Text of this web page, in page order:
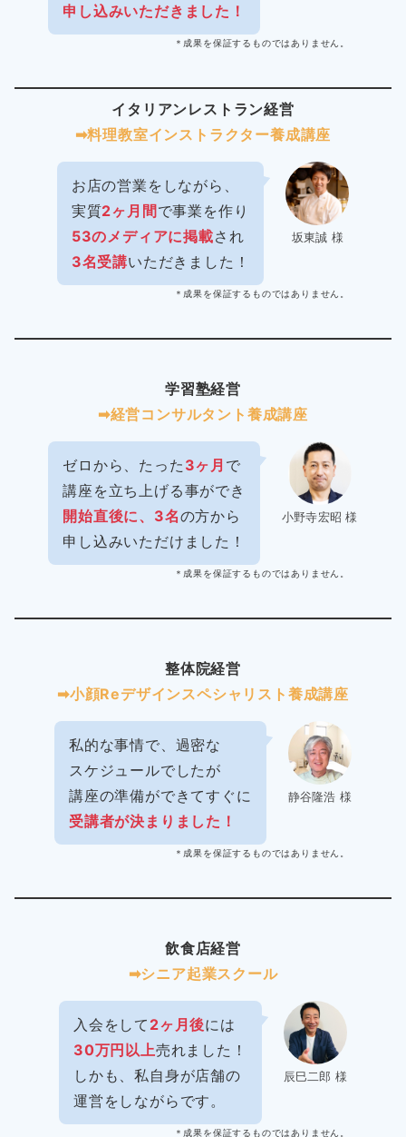
申し込みいただきました！
＊成果を保証するものではありません。
イタリアンレストラン経営
➡︎料理教室インストラクター養成講座
坂東誠 様
お店の営業をしながら、
実質2ヶ月間で事業を作り
53のメディアに掲載され
3名受講いただきました！
＊成果を保証するものではありません。
学習塾経営
➡︎経営コンサルタント養成講座
小野寺宏昭 様
ゼロから、たった 3ヶ月 で
講座を立ち上げる事ができ
開始直後に、3名の方から
申し込みいただけました！
＊成果を保証するものではありません。
整体院経営
➡︎小顔Reデザインスペシャリスト養成講座
静谷隆浩 様
私的な事情で、過密な
スケジュールでしたが
講座の準備ができてすぐに
受講者が決まりました！
＊成果を保証するものではありません。
飲食店経営
➡︎シニア起業スクール
辰巳二郎 様
入会をして 2ヶ月後には
30万円以上売れました！
しかも、私自身が店舗の
運営をしながらです。
＊成果を保証するものではありません。